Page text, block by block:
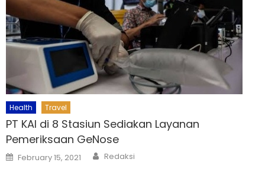
Health Travel
PT KAI di 8 Stasiun Sediakan Layanan
Pemeriksaan GeNose
Posted
on
February 15, 2021 Author
Redaksi